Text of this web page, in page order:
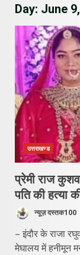
Day: June
उत्तराखण्ड
प्रेमी राज
पति की हत्या
न्यूज़ दस्तक100
– इंदौर के राजा
मेघालय में हनीमून